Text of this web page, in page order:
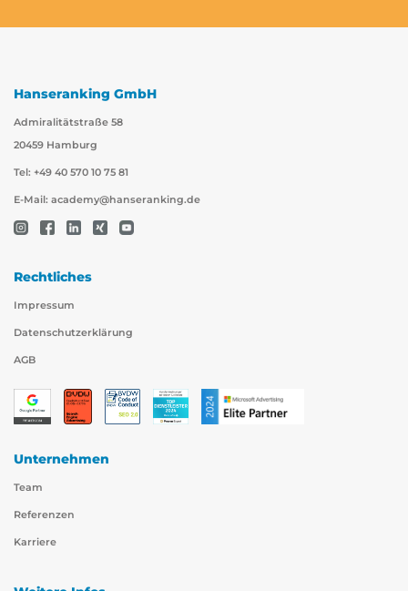
Hanseranking GmbH
Admiralitätstraße 58
20459 Hamburg
Tel: +49 40 570 10 75 81
E-Mail: academy@hanseranking.de
Rechtliches
Impressum
Datenschutzerklärung
AGB
Unternehmen
Team
Referenzen
Karriere